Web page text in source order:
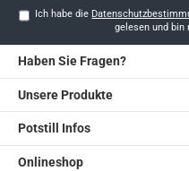
Ich habe die
gelesen und bin
Haben Sie Fragen?
Unsere Produkte
Potstill Infos
Onlineshop